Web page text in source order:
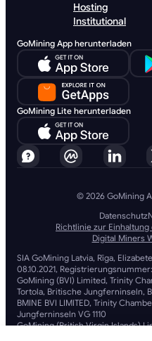
Hosting
Institutional
GoMining App herunterladen
GoMining Lite herunterladen
© 2026 GoMining
Datenschutz
Richtlinie zur
Digital Miners
SIA GoMining Latvia, Rīga,
08.10.2021, Registrierungsnummer:
GoMining (BVI) Limited, Trinity
Tortola, Britische Jungferninseln,
BMINE BVI LIMITED, Trinity
Jungferninseln VG 1110
GoMining (British Virgin Islands)